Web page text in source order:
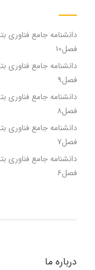
دانشنامه جامع فناوری
فصل10
دانشنامه جامع فناوری
فصل9
دانشنامه جامع فناوری
فصل8
دانشنامه جامع فناوری
فصل7
دانشنامه جامع فناوری
فصل6
درباره ما